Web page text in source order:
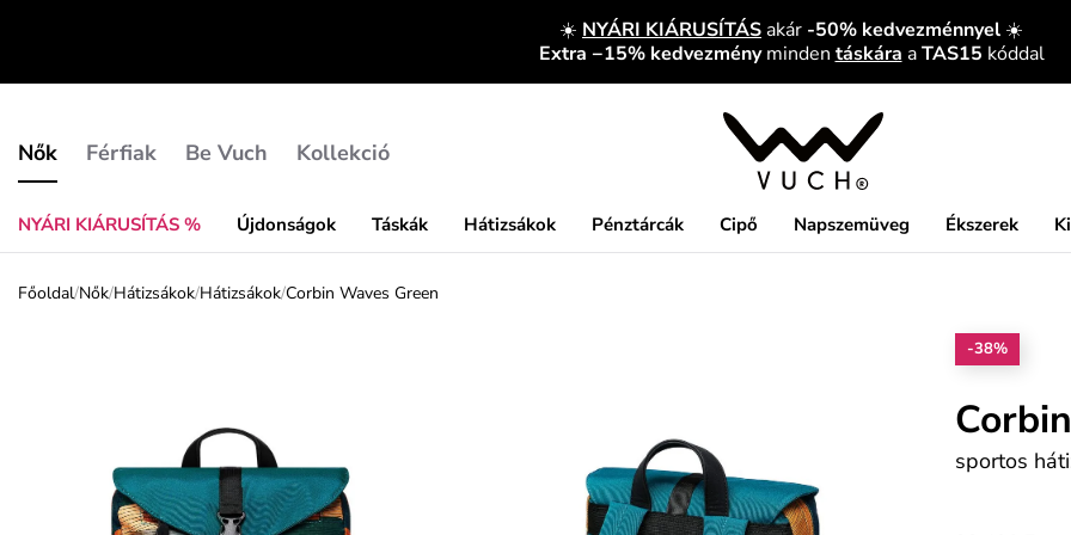
☀️ NYÁRI KIÁRUSÍTÁSakár -50% kedvezménnyel ☀️
Extra −15% kedvezményminden táskára aTAS15 kóddal
Nők
NYÁRI KIÁRUSÍTÁS % Újdonságok Táskák Hátizsákok Pénztárcák Cipő Napszemüveg Ékszerek
Férfiak Be Vuch Kollekció
Főoldal/Nők/Hátizsákok/Hátizsákok/Corbin Waves Green
-38%
sportos